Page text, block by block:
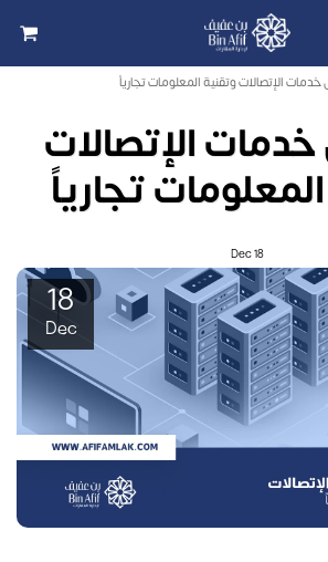
الإتصالات وتقنية المعلومات تجارياً
الإتصالات
تجارياً
18
Dec
18
Dec